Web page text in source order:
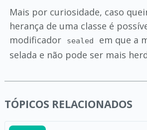
Mais por curiosidade, caso
herança de uma classe é
modificador
sealed
em que a
selada e não pode ser mais
TÓPICOS RELACIONADOS